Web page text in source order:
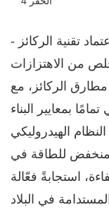
- حماية البيئة وكفاءة الطاقة: بفضل اعتماد تقنية الركائز
من الاهتزازات
الركائز، مع
بمعايير البناء
الهيدروليكي
المنخفض للطاقة في
استجابةً فعّالة